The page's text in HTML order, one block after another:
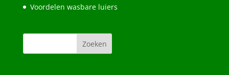
Voordelen wasbare luiers